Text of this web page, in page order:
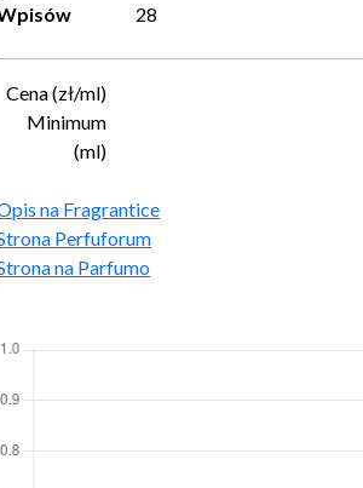
28
Cena (zł/ml)
Minimum
(ml)
na Fragrantice
Perfuforum
na Parfumo